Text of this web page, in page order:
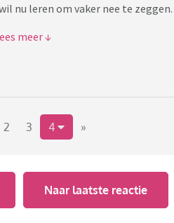
nu leren om vaker nee te zeggen.
jullie dit jezelf aangeleerd of altijd
2 3 4 »
Naar laatste reactie